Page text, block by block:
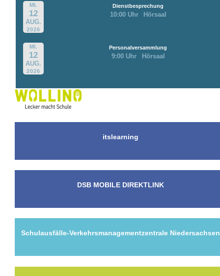
MI.
12
AUG.
2026
Dienstbesprechung
10:00 Uhr Hörsaal
MI.
12
AUG.
2026
Personalversammlung
9:00 Uhr Hörsaal
itslearning
DSB MOBILE DIREKTLINK
Schulausfälle-Verkehrsmanagementzentrale Niedersachsen